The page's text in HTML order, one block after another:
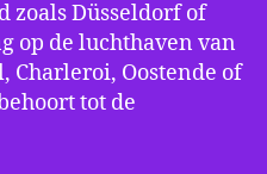
zoals Düsseldorf of
op de luchthaven van
Charleroi, Oostende of
tot de